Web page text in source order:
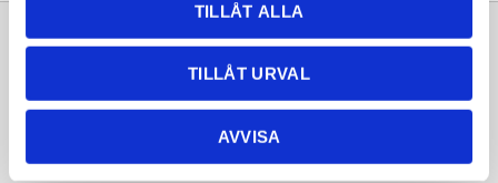
TILLÅT ALLA
TILLÅT URVAL
AVVISA
Sortiment
Natursten
Information
Frågor & svar
Köpvillkor